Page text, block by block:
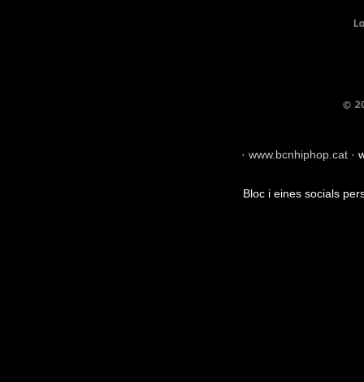
· www.bcnhiphop.cat ·
Bloc i eines socials